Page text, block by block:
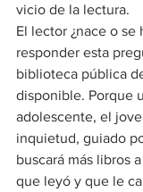
vicio de la lectura.
El lector ¿nace o se
responder esta
biblioteca pública
disponible. Porque
adolescente, el
inquietud, guiado
buscará más libros
que leyó y que le